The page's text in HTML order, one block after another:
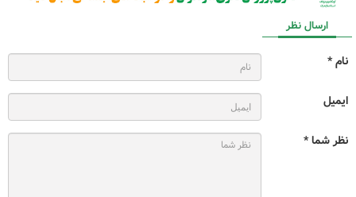
ارسال نظر
نام *
ایمیل
نظر شما *